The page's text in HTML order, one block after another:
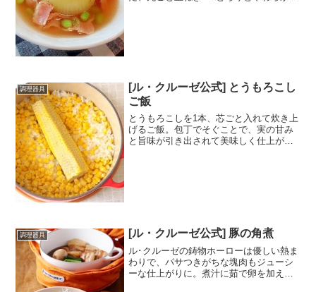
調理器具
[ル・クルーゼ公式] とうもろこし
ご飯
とうもろこしを1本、芯ごと入れて炊き上
げるご飯。包丁でそぐことで、実の甘み
と旨味が引き出されて美味しく仕上がり
調理器具 [ル・クルーゼ公式] 豚の角煮
ル･クルーゼの鋳物ホーローは優しい熱ま
わりで、パサつきがちな塊肉もジューシ
ーな仕上がりに。煮汁に茹で卵を加えて